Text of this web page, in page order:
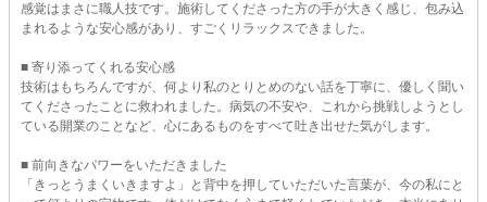
感覚はまさに職人技です。施術してくださった方の手が大きく感じ、包み込
まれるような安心感があり、すごくリラックスできました。
■ 寄り添ってくれる安心感
技術はもちろんですが、何より私のとりとめのない話を丁寧に、優しく聞い
てくださったことに救われました。病気の不安や、これから挑戦しようとし
ている開業のことなど、心にあるものをすべて吐き出せた気がします。
■ 前向きなパワーをいただきました
「きっとうまくいきますよ」と背中を押していただいた言葉が、今の私にと